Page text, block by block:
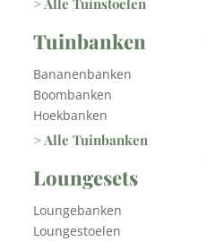
> Alle Tuinstoelen
Tuinbanken
Bananenbanken
Boombanken
Hoekbanken
> Alle Tuinbanken
Loungesets
Loungebanken
Loungestoelen